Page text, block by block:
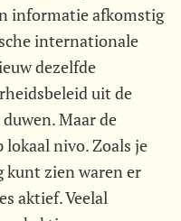
informatie afkomstig
internationale
dezelfde
uit de
Maar de
nivo. Zoals je
kunt zien waren er
aktief. Veelal